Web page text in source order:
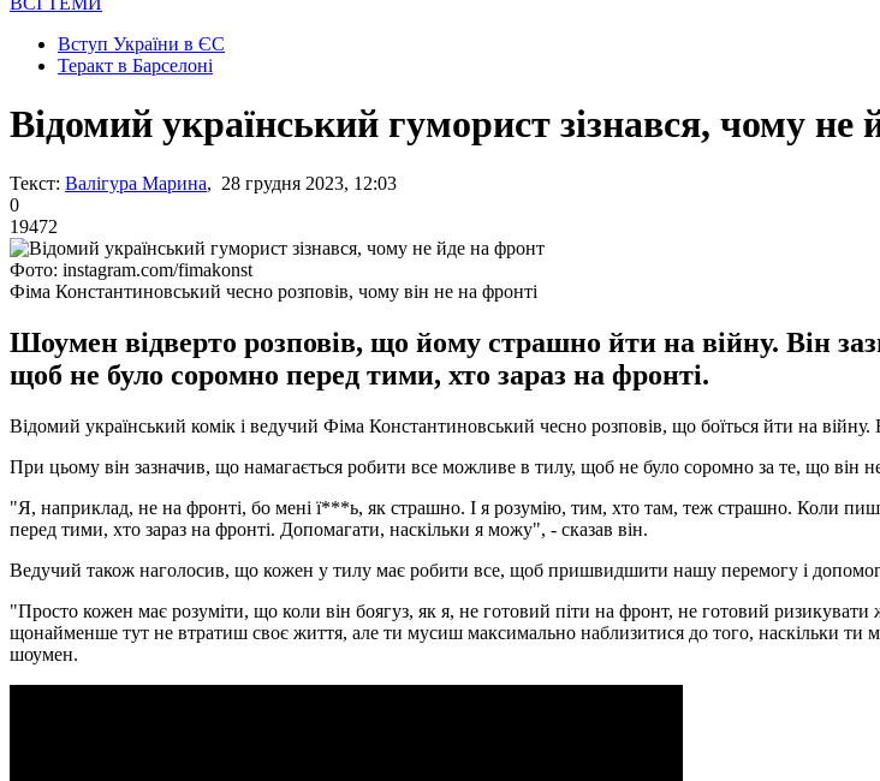
Вступ України в ЄС
Теракт в Барселоні
Відомий український гуморист зізнався, чому не
Текст: Валігура Марина, 28 грудня 2023, 12:03
0
19472
Фото: instagram.com/fimakonst
Фіма Константиновський чесно розповів, чому він не на фронті
Шоумен відверто розповів, що йому страшно йти на війну. Він
щоб не було соромно перед тими, хто зараз на фронті.
Відомий український комік і ведучий Фіма Константиновський чесно розповів, що боїться йти на
При цьому він зазначив, що намагається робити все можливе в тилу, щоб не було соромно за те, що він
"Я, наприклад, не на фронті, бо мені ї***ь, як страшно. І я розумію, тим, хто там, теж страшно. Коли
перед тими, хто зараз на фронті. Допомагати, наскільки я можу", - сказав він.
Ведучий також наголосив, що кожен у тилу має робити все, щоб пришвидшити нашу перемогу і
"Просто кожен має розуміти, що коли він боягуз, як я, не готовий піти на фронт, не готовий
щонайменше тут не втратиш своє життя, але ти мусиш максимально наблизитися до того, наскільки
шоумен.